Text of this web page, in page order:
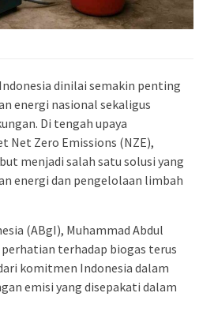
dinilai semakin penting
energi nasional sekaligus
Di tengah upaya
Net Zero Emissions (NZE),
menjadi salah satu solusi yang
energi dan pengelolaan limbah
(ABgI), Muhammad Abdul
terhadap biogas terus
komitmen Indonesia dalam
emisi yang disepakati dalam